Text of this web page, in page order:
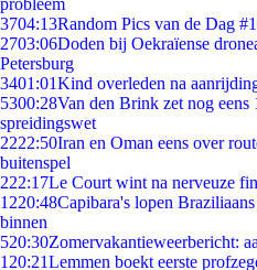
probleem
3704:13Random Pics van de Dag
2703:06Doden bij Oekraïense
Petersburg
3401:01Kind overleden na
5300:28Van den Brink zet nog eens
spreidingswet
2222:50Iran en Oman eens over
buitenspel
222:17Le Court wint na nerveuze
1220:48Capibara's lopen
binnen
520:30Zomervakantieweerbericht:
1 20:21Lemmen boekt eerste